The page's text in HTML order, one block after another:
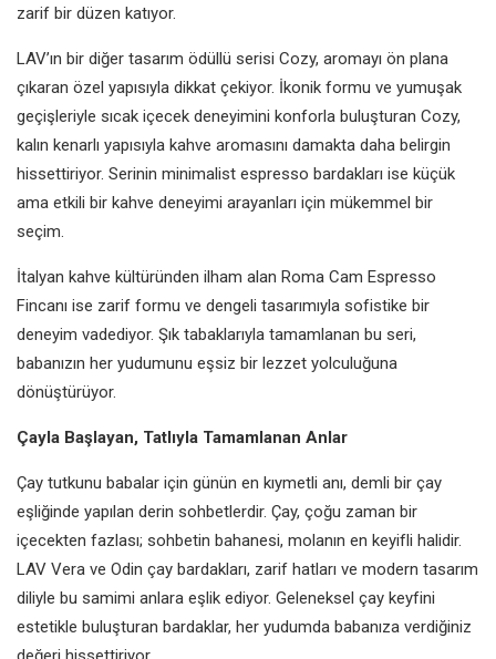
zarif bir düzen katıyor.
LAV’ın bir diğer tasarım ödüllü serisi Cozy, aromayı ön plana
çıkaran özel yapısıyla dikkat çekiyor. İkonik formu ve yumuşak
geçişleriyle sıcak içecek deneyimini konforla buluşturan Cozy,
kalın kenarlı yapısıyla kahve aromasını damakta daha belirgin
hissettiriyor. Serinin minimalist espresso bardakları ise küçük
ama etkili bir kahve deneyimi arayanları için mükemmel bir
seçim.
İtalyan kahve kültüründen ilham alan Roma Cam Espresso
Fincanı ise zarif formu ve dengeli tasarımıyla sofistike bir
deneyim vadediyor. Şık tabaklarıyla tamamlanan bu seri,
babanızın her yudumunu eşsiz bir lezzet yolculuğuna
dönüştürüyor.
Çayla Başlayan, Tatlıyla Tamamlanan Anlar
Çay tutkunu babalar için günün en kıymetli anı, demli bir çay
eşliğinde yapılan derin sohbetlerdir. Çay, çoğu zaman bir
içecekten fazlası; sohbetin bahanesi, molanın en keyifli halidir.
LAV Vera ve Odin çay bardakları, zarif hatları ve modern tasarım
diliyle bu samimi anlara eşlik ediyor. Geleneksel çay keyfini
estetikle buluşturan bardaklar, her yudumda babanıza verdiğiniz